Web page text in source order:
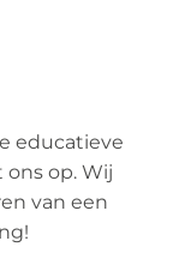
educatieve
op. Wij
van een